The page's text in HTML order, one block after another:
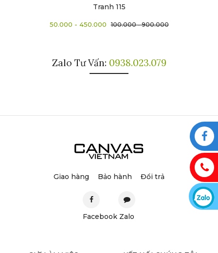
Tranh 115
50.000 - 450.000 100.000 - 900.000
Zalo Tư Vấn: 0938.023.079
Giao hàng Bảo hành Đổi trả
Facebook Zalo